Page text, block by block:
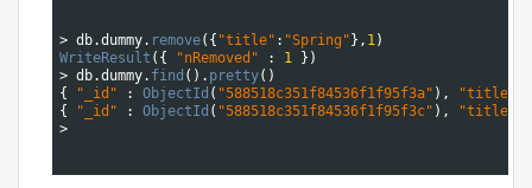
> db.dummy. remove( { "title" : "Spring"} , 1 )
WriteResult ( { "nRemoved" : 1 } )
> db.dummy. find ( ) . pretty( )
{
"_id" : ObjectId ( "588518c351f84536f1f95f3a" ) , "title"
{
"_id" : ObjectId ( "588518c351f84536f1f95f3c" ) , "title"
>